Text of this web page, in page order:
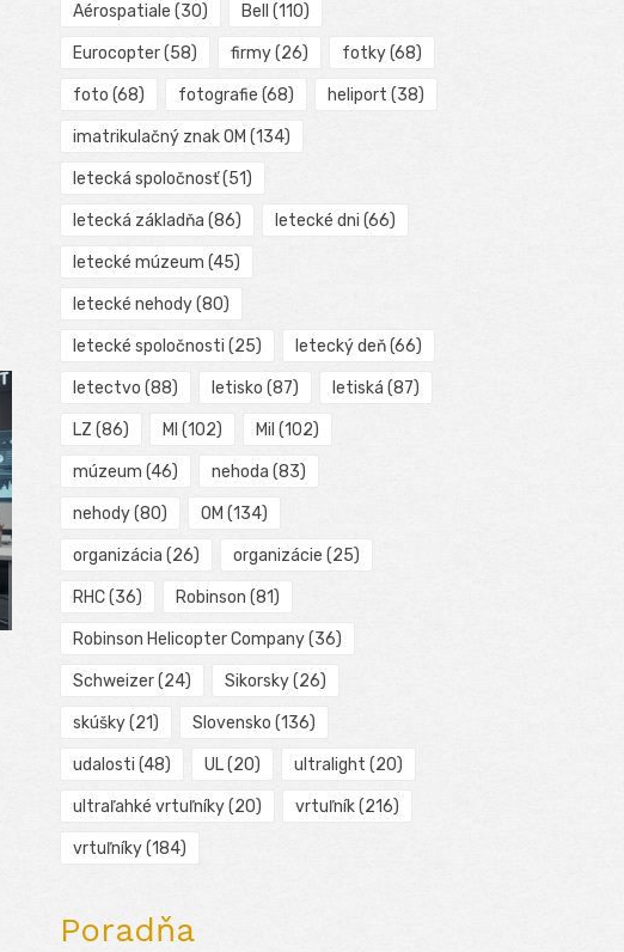
Aérospatiale (30) Bell (110)
Eurocopter(58) firmy(26) fotky(68)
foto (68) fotografie (68) heliport (38)
imatrikulačný znak OM (134)
letecká spoločnosť(51)
letecká základňa (86) letecké dni (66)
letecké múzeum (45)
letecké nehody(80)
letecké spoločnosti (25) letecký deň(66)
letectvo (88) letisko (87) letiská (87)
LZ (86) MI (102) Mil (102)
múzeum (46) nehoda (83)
nehody(80) OM (134)
organizácia (26) organizácie (25)
RHC(36) Robinson (81)
Robinson Helicopter Company(36)
Schweizer(24) Sikorsky(26)
skúšky(21) Slovensko (136)
udalosti (48) UL(20) ultralight (20)
ultraľahké vrtuľníky(20) vrtuľník(216)
vrtuľníky(184)
Poradňa